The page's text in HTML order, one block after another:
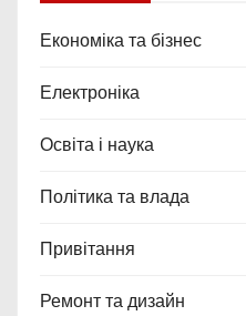
Економіка та бізнес
Електроніка
Освіта і наука
Політика та влада
Привітання
Ремонт та дизайн